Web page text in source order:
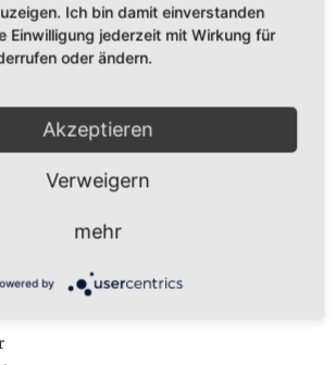
7877562
570405
zum Newsletter
Ich bin damit einverstanden
Einwilligung jederzeit mit Wirkung für
oder ändern.
Akzeptieren
Verweigern
mehr
by